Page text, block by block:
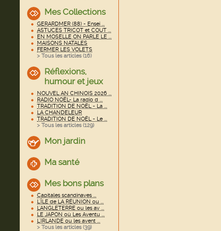
Mes Collections
GERARDMER (88) - Ensei ...
ASTUCES TRICOT et COUT ...
EN MOSELLE ON PARLE LE ...
MAISONS NATALES
FERMER LES VOLETS
> Tous les articles (16)
Réflexions,
humour et jeux
NOUVEL AN CHINOIS 2026 ...
RADIO NOËL- La radio d ...
TRADITION DE NOËL - La ...
LA CHANDELEUR
TRADITION DE NOËL - Le ...
> Tous les articles (129)
Mon jardin
Ma santé
Mes bons plans
Capitales scandinaves ...
L'ÎLE de LA RÉUNION ou ...
L'ANGLETERRE ou les av ...
LE JAPON où Les Aventu ...
L'IRLANDE ou les avent ...
> Tous les articles (39)